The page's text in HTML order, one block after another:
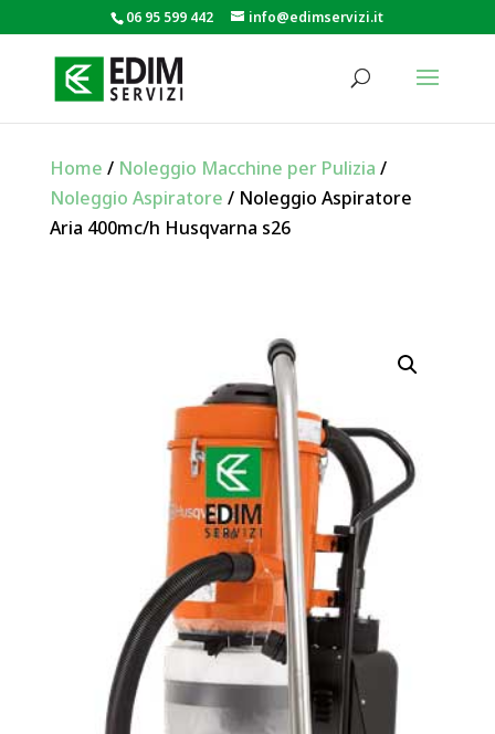
06 95 599 442 info@edimservizi.it
Home / Noleggio Macchine per Pulizia /
Noleggio Aspiratore / Noleggio Aspiratore
Aria 400mc/h Husqvarna s26